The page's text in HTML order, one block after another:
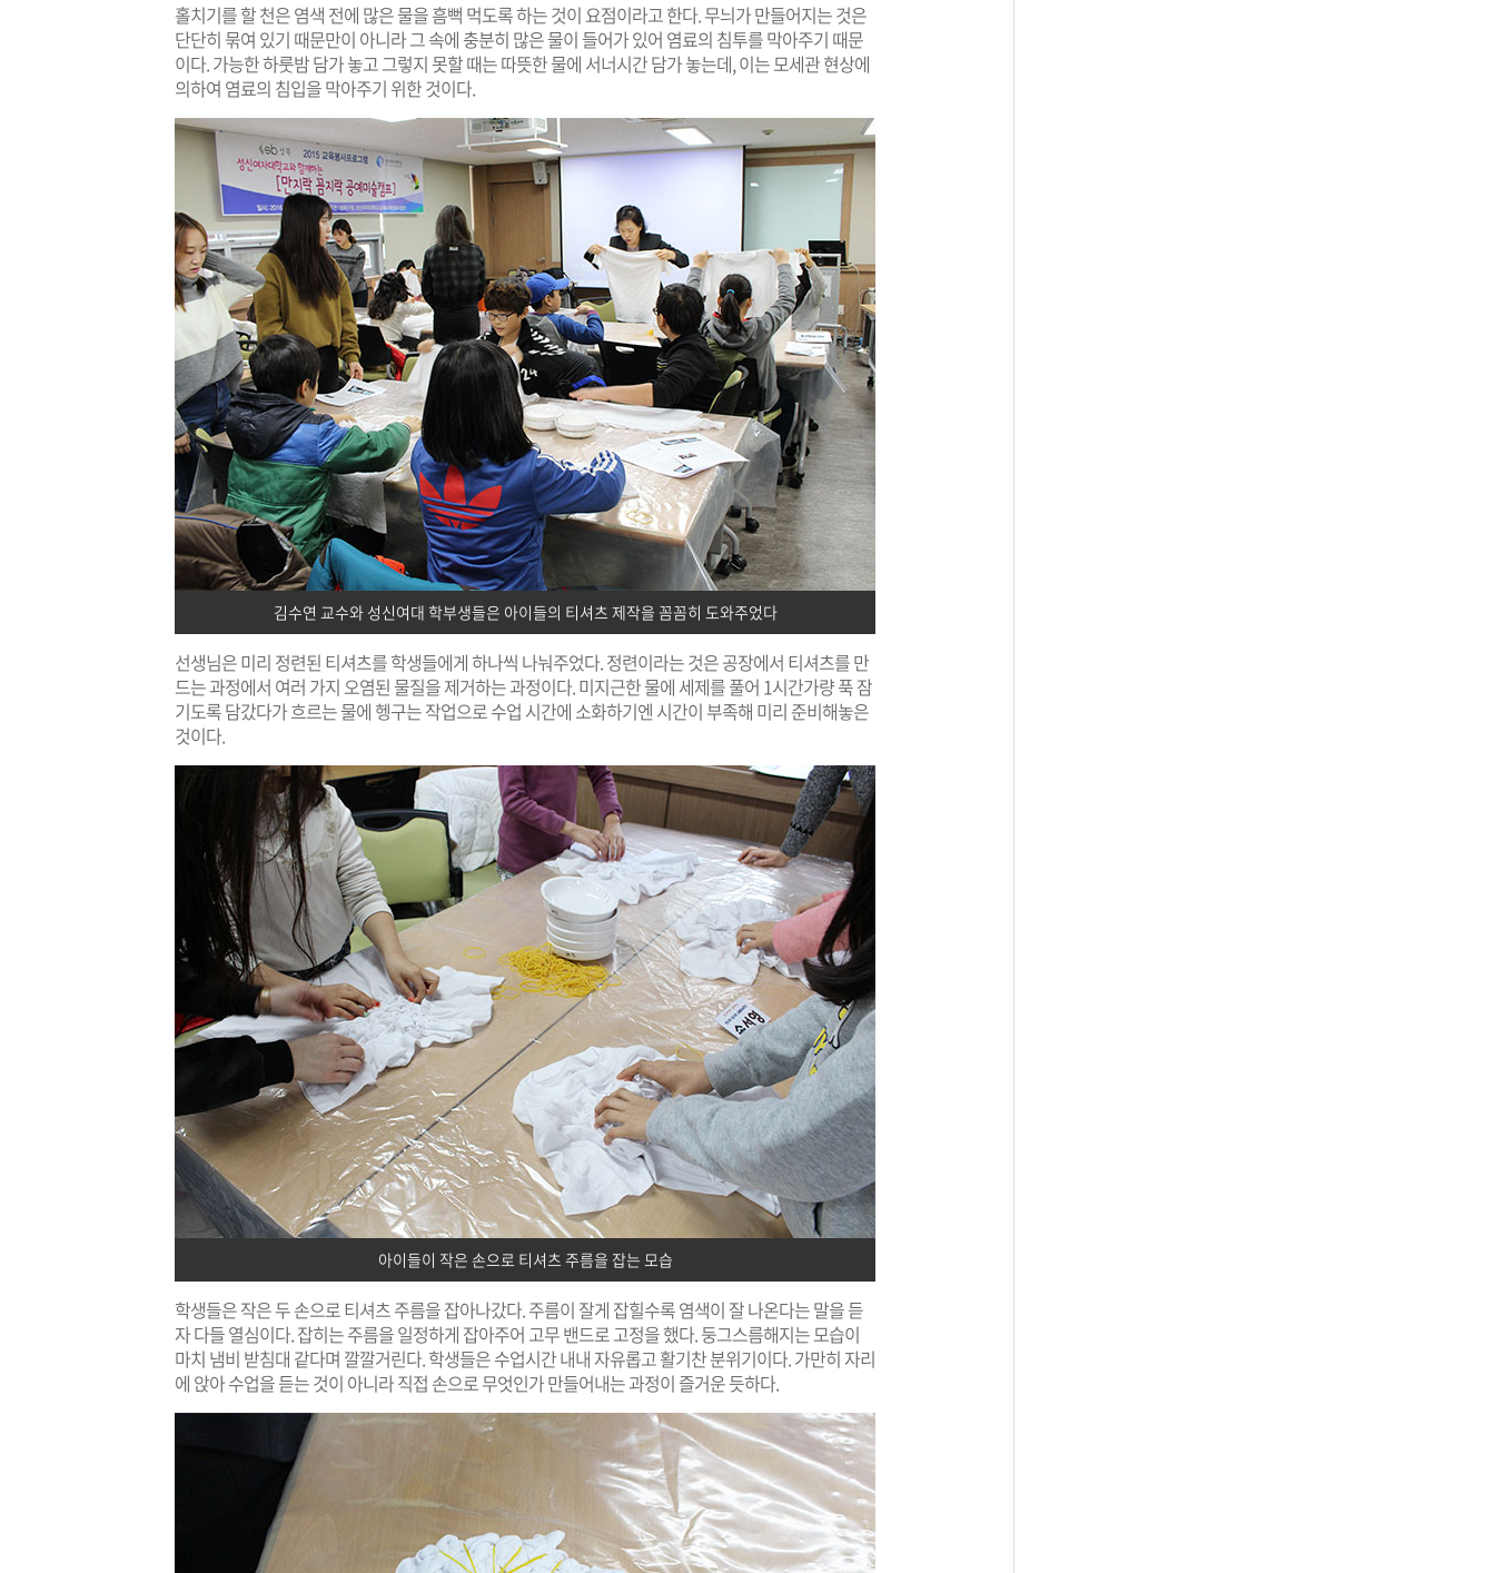
홀치기를 할 천은 염색 전에 많은 물을 흠뻑 먹도록 하는 것이 요점이라고 한다. 무늬가 만들어지는 것은
단단히 묶여 있기 때문만이 아니라 그 속에 충분히 많은 물이 들어가 있어 염료의 침투를 막아주기 때문
이다. 가능한 하룻밤 담가 놓고 그렇지 못할 때는 따뜻한 물에 서너시간 담가 놓는데, 이는 모세관 현상에
의하여 염료의 침입을 막아주기 위한 것이다.
김수연 교수와 성신여대 학부생들은 아이들의 티셔츠 제작을 꼼꼼히 도와주었다
선생님은 미리 정련된 티셔츠를 학생들에게 하나씩 나눠주었다. 정련이라는 것은 공장에서 티셔츠를 만
드는 과정에서 여러 가지 오염된 물질을 제거하는 과정이다. 미지근한 물에 세제를 풀어 1시간가량 푹 잠
기도록 담갔다가 흐르는 물에 헹구는 작업으로 수업 시간에 소화하기엔 시간이 부족해 미리 준비해놓은
것이다.
아이들이 작은 손으로 티셔츠 주름을 잡는 모습
학생들은 작은 두 손으로 티셔츠 주름을 잡아나갔다. 주름이 잘게 잡힐수록 염색이 잘 나온다는 말을 듣
자 다들 열심이다. 잡히는 주름을 일정하게 잡아주어 고무 밴드로 고정을 했다. 둥그스름해지는 모습이
마치 냄비 받침대 같다며 깔깔거린다. 학생들은 수업시간 내내 자유롭고 활기찬 분위기이다. 가만히 자리
에 앉아 수업을 듣는 것이 아니라 직접 손으로 무엇인가 만들어내는 과정이 즐거운 듯하다.